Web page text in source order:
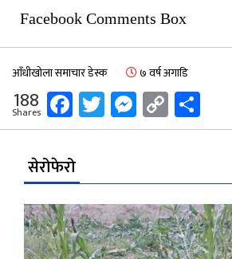
Facebook Comments Box
आँधीखोला समाचार डेस्क ७ वर्ष अगाडि
188
Shares Facebook
Twitter
Messenger
Copy
Link
सेरोफेरो